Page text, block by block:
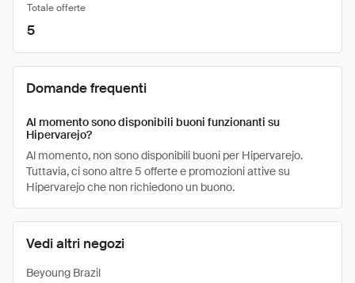
Vedi altri negozi
Beyoung Brazil
Totale offerte
5
Domande frequenti
Al momento sono disponibili buoni funzionanti su
Hipervarejo?
Al momento, non sono disponibili buoni per Hipervarejo.
Tuttavia, ci sono altre 5 offerte e promozioni attive su
Hipervarejo che non richiedono un buono.